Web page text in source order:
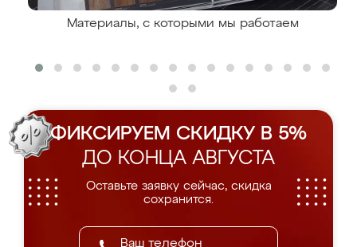
Материалы, с которыми мы работаем
ФИКСИРУЕМ СКИДКУ В 5%
ДО КОНЦА АВГУСТА
Оставьте заявку сейчас, скидка
сохранится.